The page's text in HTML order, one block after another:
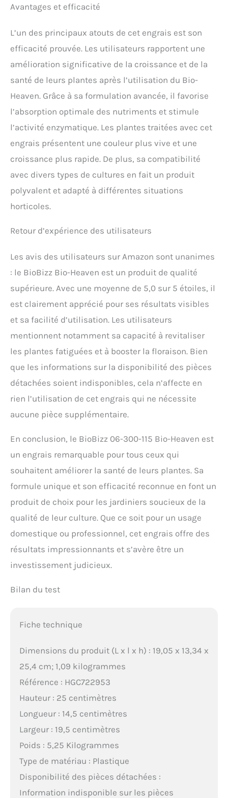
Avantages et efficacité
L’un des principaux atouts de cet engrais est son
efficacité prouvée. Les utilisateurs rapportent une
amélioration significative de la croissance et de la
santé de leurs plantes après l’utilisation du Bio-
Heaven. Grâce à sa formulation avancée, il favorise
l’absorption optimale des nutriments et stimule
l’activité enzymatique. Les plantes traitées avec cet
engrais présentent une couleur plus vive et une
croissance plus rapide. De plus, sa compatibilité
avec divers types de cultures en fait un produit
polyvalent et adapté à différentes situations
horticoles.
Retour d’expérience des utilisateurs
Les avis des utilisateurs sur Amazon sont unanimes
: le BioBizz Bio-Heaven est un produit de qualité
supérieure. Avec une moyenne de 5,0 sur 5 étoiles, il
est clairement apprécié pour ses résultats visibles
et sa facilité d’utilisation. Les utilisateurs
mentionnent notamment sa capacité à revitaliser
les plantes fatiguées et à booster la floraison. Bien
que les informations sur la disponibilité des pièces
détachées soient indisponibles, cela n’affecte en
rien l’utilisation de cet engrais qui ne nécessite
aucune pièce supplémentaire.
En conclusion, le BioBizz 06-300-115 Bio-Heaven est
un engrais remarquable pour tous ceux qui
souhaitent améliorer la santé de leurs plantes. Sa
formule unique et son efficacité reconnue en font un
produit de choix pour les jardiniers soucieux de la
qualité de leur culture. Que ce soit pour un usage
domestique ou professionnel, cet engrais offre des
résultats impressionnants et s’avère être un
investissement judicieux.
Bilan du test
Fiche technique
Dimensions du produit (L x l x h) : 19,05 x 13,34 x
25,4 cm; 1,09 kilogrammes
Référence : HGC722953
Hauteur : 25 centimètres
Longueur : 14,5 centimètres
Largeur : 19,5 centimètres
Poids : 5,25 Kilogrammes
Type de matériau : Plastique
Disponibilité des pièces détachées :
Information indisponible sur les pièces